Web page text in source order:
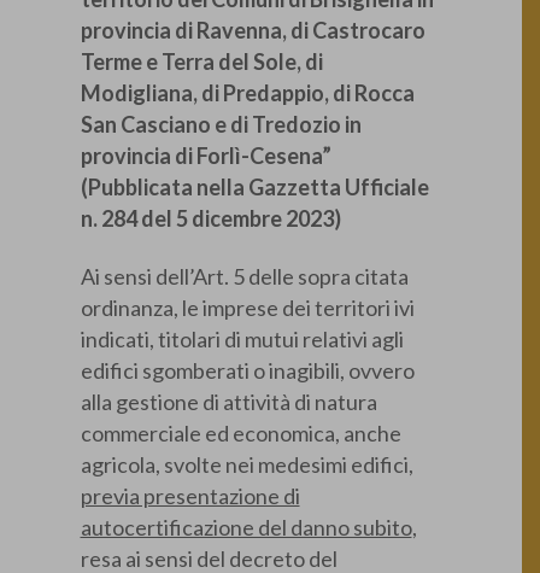
provincia di Ravenna, di Castrocaro
Terme e Terra del Sole, di
Modigliana, di Predappio, di Rocca
San Casciano e di Tredozio in
provincia di Forlì-Cesena”
(Pubblicata nella Gazzetta Ufficiale
n. 284 del 5 dicembre 2023)
Ai sensi dell’Art. 5 delle sopra citata
ordinanza, le imprese dei territori ivi
indicati, titolari di mutui relativi agli
edifici sgomberati o inagibili, ovvero
alla gestione di attività di natura
commerciale ed economica, anche
agricola, svolte nei medesimi edifici,
previa presentazione di
autocertificazione del danno subito,
resa ai sensi del decreto del